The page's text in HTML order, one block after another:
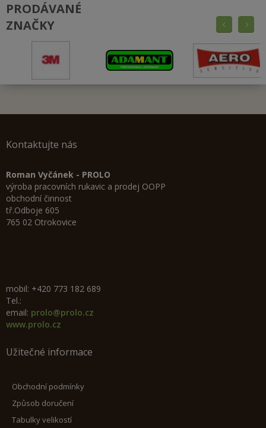
PRODÁVANÉ
ZNAČKY
Kontaktujte nás
Roman Vyčánek - PROLO
výroba pracovních rukavic a prodej OOPP
obchodní činnost
tř.Odboje 605
765 02 Otrokovice
mobil: +420 773 182 689
Tel.:
email: prolo@prolo.cz
www.prolo.cz
Užitečné informace
Obchodní podmínky
Způsob doručení
Tabulky velikostí